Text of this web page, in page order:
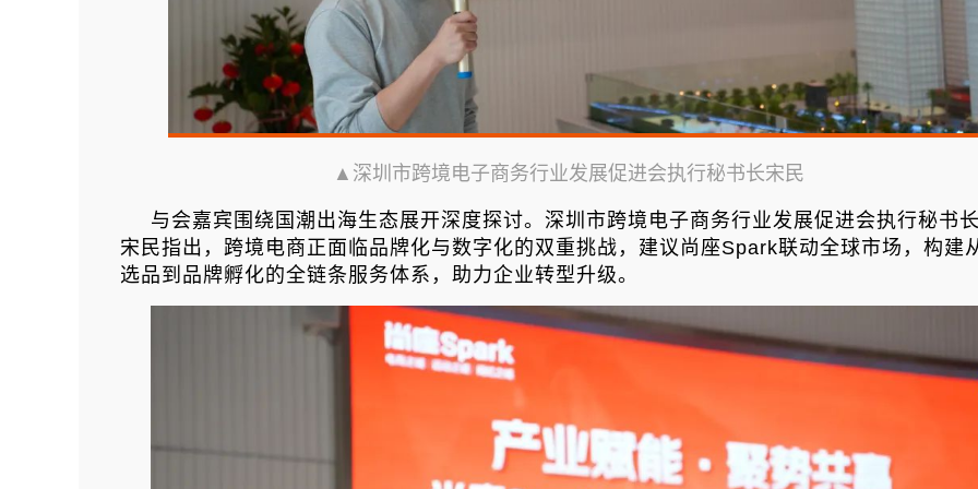
▲深圳市跨境电子商务行业发展促进会执行秘书长宋民
与会嘉宾围绕国潮出海生态展开深度探讨。深圳市跨境电子商务行业发展促进会执行秘书
宋民指出，跨境电商正面临品牌化与数字化的双重挑战，建议尚座Spark联动全球市场，构建
选品到品牌孵化的全链条服务体系，助力企业转型升级。